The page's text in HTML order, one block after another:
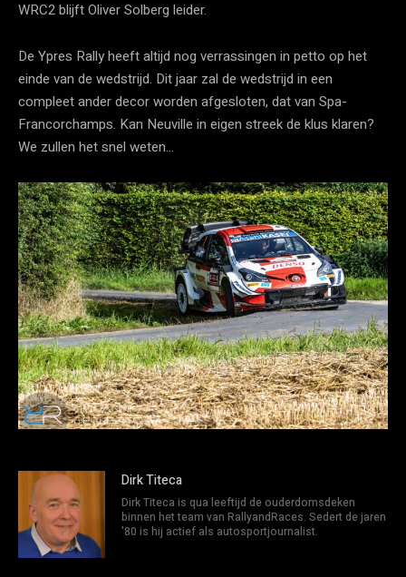
WRC2 blijft Oliver Solberg leider.
De Ypres Rally heeft altijd nog verrassingen in petto op het
einde van de wedstrijd. Dit jaar zal de wedstrijd in een
compleet ander decor worden afgesloten, dat van Spa-
Francorchamps. Kan Neuville in eigen streek de klus klaren?
We zullen het snel weten…
Dirk Titeca
Dirk Titeca is qua leeftijd de ouderdomsdeken
binnen het team van RallyandRaces. Sedert de jaren
'80 is hij actief als autosportjournalist.